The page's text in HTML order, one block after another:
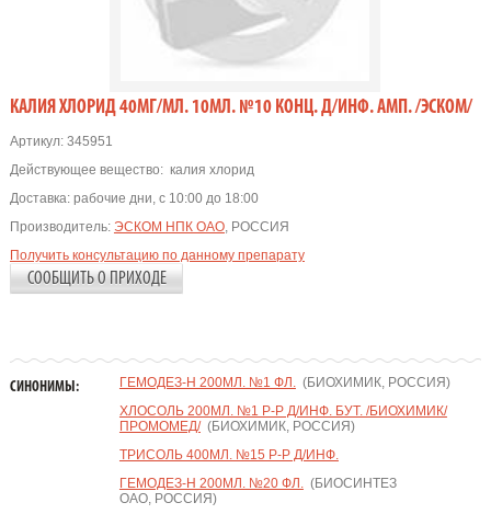
КАЛИЯ ХЛОРИД 40МГ/МЛ. 10МЛ. №10 КОНЦ. Д/ИНФ. АМП. /ЭСКОМ/
Артикул:345951
Действующее вещество: калия хлорид
Доставка: рабочие дни, с 10:00 до 18:00
Производитель: ЭСКОМ НПК ОАО, РОССИЯ
Получить консультацию по данному препарату
СООБЩИТЬ О ПРИХОДЕ
СИНОНИМЫ: ГЕМОДЕЗ-Н 200МЛ. №1 ФЛ.(БИОХИМИК, РОССИЯ)
ХЛОСОЛЬ 200МЛ. №1 Р-Р Д/ИНФ. БУТ. /БИОХИМИК/
ПРОМОМЕД/(БИОХИМИК, РОССИЯ)
ТРИСОЛЬ 400МЛ. №15 Р-Р Д/ИНФ.
ГЕМОДЕЗ-Н 200МЛ. №20 ФЛ.(БИОСИНТЕЗ
ОАО, РОССИЯ)